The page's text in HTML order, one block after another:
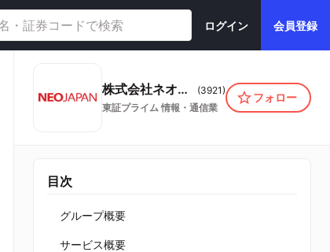
ログイン 会員登録
株式会社ネオジャパン (3921)
東証プライム 情報・通信業
フォロー
目次
グループ概要
サービス概要